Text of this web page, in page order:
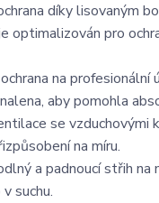
díky lisovaným
optimalizován pro
na
aby pomohla
se
na míru.
a padnoucí střih
suchu.